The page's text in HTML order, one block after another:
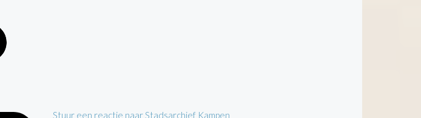
Stuur een reactie naar Stadsarchief Kampen